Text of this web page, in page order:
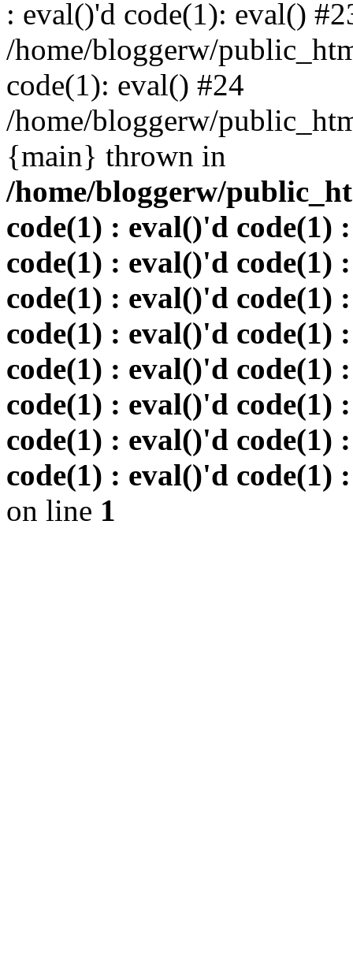
: eval()'d code(1): eval()
/home/bloggerw/
code(1): eval() #24
/home/bloggerw/
{main} thrown in
/home/bloggerw/
code(1) : eval()'d code(1)
code(1) : eval()'d code(1)
code(1) : eval()'d code(1)
code(1) : eval()'d code(1)
code(1) : eval()'d code(1)
code(1) : eval()'d code(1)
code(1) : eval()'d code(1)
code(1) : eval()'d code(1)
on line 1